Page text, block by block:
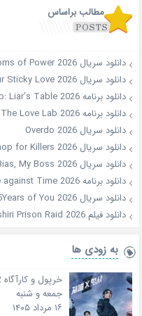
مطالب براساس
دانلود سریال Blossoms of Power 2026
دانلود سریال Our Sticky Love 2026
دانلود برنامه Murder Club: Liar’s Table 2026
دانلود برنامه The Love Lab 2026
دانلود سریال Overdo 2026
دانلود سریال A Shop for Killers 2026
دانلود سریال My Bias, My Boss 2026
دانلود برنامه Love against Time 2026
دانلود سریال 25Years of You 2026
دانلود فیلم Golden Kamuy: The Abashiri Prison Raid 2026
به زودی ها
خرپول و کارآگاه 2
جمعه و شنبه
۱۶ مرداد ۱۴۰۵